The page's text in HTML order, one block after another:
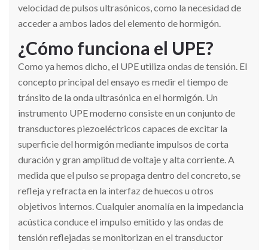
velocidad de pulsos ultrasónicos, como la necesidad de
acceder a ambos lados del elemento de hormigón.
¿Cómo funciona el UPE?
Como ya hemos dicho, el UPE utiliza ondas de tensión. El
concepto principal del ensayo es medir el tiempo de
tránsito de la onda ultrasónica en el hormigón. Un
instrumento UPE moderno consiste en un conjunto de
transductores piezoeléctricos capaces de excitar la
superficie del hormigón mediante impulsos de corta
duración y gran amplitud de voltaje y alta corriente. A
medida que el pulso se propaga dentro del concreto, se
refleja y refracta en la interfaz de huecos u otros
objetivos internos. Cualquier anomalía en la impedancia
acústica conduce el impulso emitido y las ondas de
tensión reflejadas se monitorizan en el transductor